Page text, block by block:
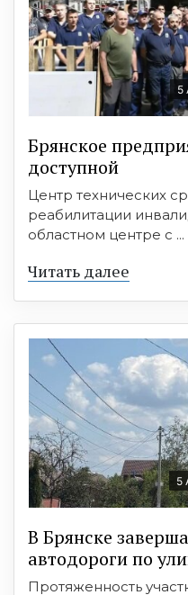
5
Брянское
доступной
Центр технических
реабилитации
областном центре с ...
Читать далее
5
В Брянске
автодороги по
Протяженность